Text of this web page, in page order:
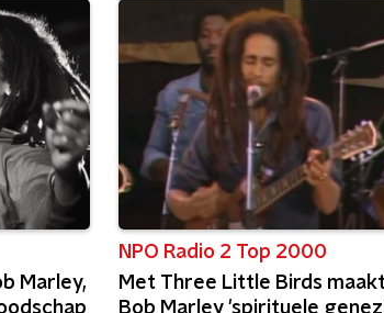
Marley,
NPO Radio 2 Top 2000
Met Three Little Birds
Bob Marley 'spirituele